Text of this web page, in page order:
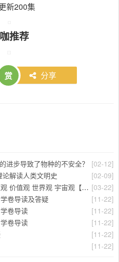
新200集
推荐
赏 分享
[02-12]
进步导致了物种的不安全？
[02-09]
解读人类文明史
[03-22]
值观 世界观 宇宙观【视频】
[11-22]
卷导读及答疑
[11-22]
卷导读
[11-22]
卷导读
[11-22]
[11-22]